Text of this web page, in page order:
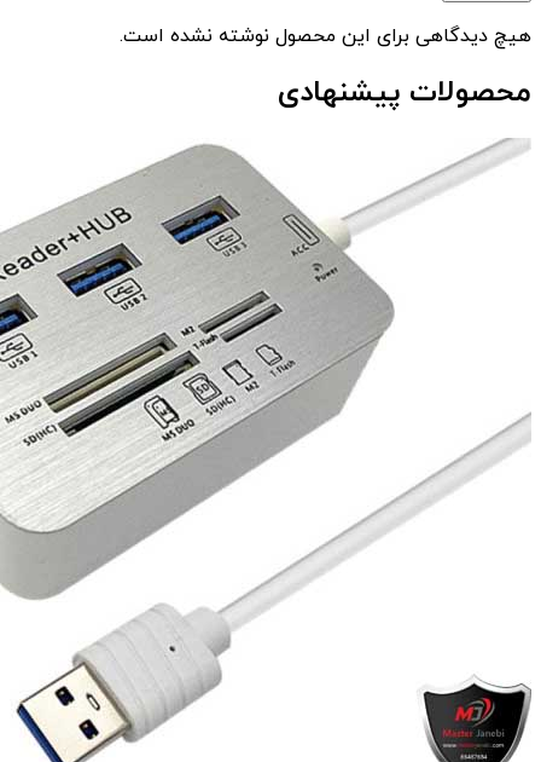
هیچ دیدگاهی برای این محصول نوشته نشده است.
محصولات پیشنهادی